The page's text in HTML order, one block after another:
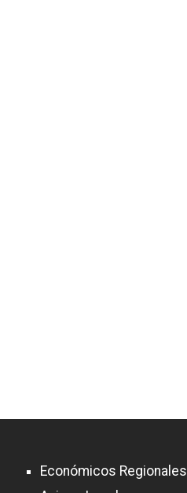
Económicos Regionales